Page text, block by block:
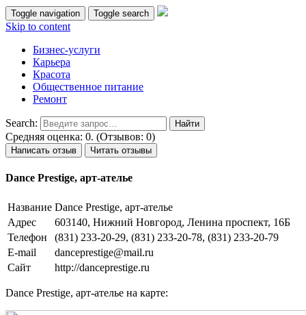
Toggle navigation Toggle search
Skip to content
Бизнес-услуги
Карьера
Красота
Общественное питание
Ремонт
Search:
Средняя оценка: 0. (Отзывов: 0)
Написать отзыв Читать отзывы
Dance Prestige, арт-ателье
Название Dance Prestige, арт-ателье
Адрес
603140, Нижний Новгород, Ленина проспект, 16Б
Телефон
(831) 233-20-29, (831) 233-20-78, (831) 233-20-79
E-mail
danceprestige@mail.ru
Сайт
http://danceprestige.ru
Dance Prestige, арт-ателье на карте: